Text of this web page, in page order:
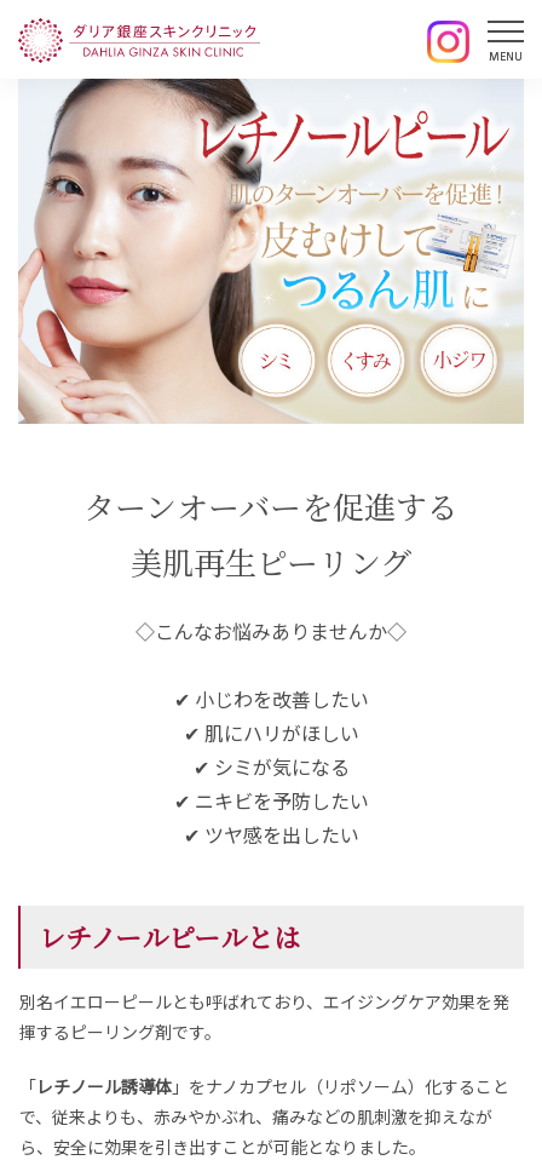
ターンオーバーを促進する
美肌再生ピーリング
◇こんなお悩みありませんか◇
✔ 小じわを改善したい
✔ 肌にハリがほしい
✔ シミが気になる
✔ ニキビを予防したい
✔ ツヤ感を出したい
レチノールピールとは
別名イエローピールとも呼ばれており、エイジングケア効果を発
揮するピーリング剤です。
「レチノール誘導体 」をナノカプセル（リポソーム）化すること
で、従来よりも、赤みやかぶれ、痛みなどの肌刺激を抑えなが
ら、安全に効果を引き出すことが可能となりました。